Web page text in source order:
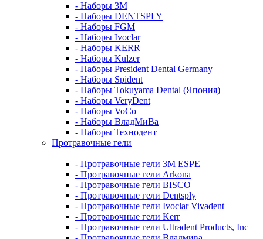
- Наборы 3М
- Наборы DENTSPLY
- Наборы FGM
- Наборы Ivoclar
- Наборы KERR
- Наборы Kulzer
- Наборы President Dental Germany
- Наборы Spident
- Наборы Tokuyama Dental (Япония)
- Наборы VeryDent
- Наборы VoCo
- Наборы ВладМиВа
- Наборы Технодент
Протравочные гели
- Протравочные гели 3М ESPE
- Протравочные гели Arkona
- Протравочные гели BISCO
- Протравочные гели Dentsply
- Протравочные гели Ivoclar Vivadent
- Протравочные гели Kerr
- Протравочные гели Ultradent Products, Inc